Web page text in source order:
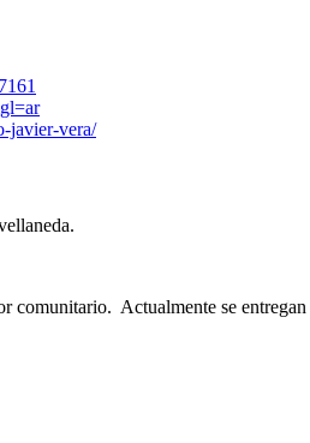
javier-vera/
comunitario. Actualmente se